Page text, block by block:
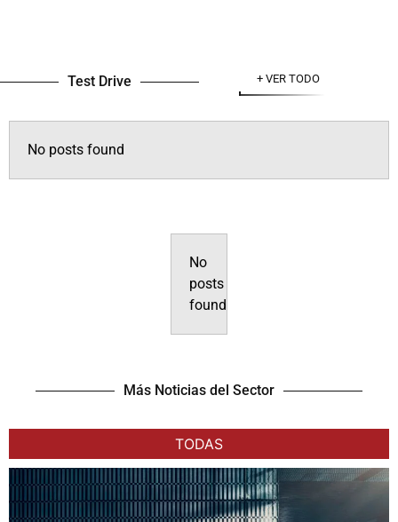
Test Drive + VER TODO
No posts found
No
posts
found
Más Noticias del Sector
TODAS